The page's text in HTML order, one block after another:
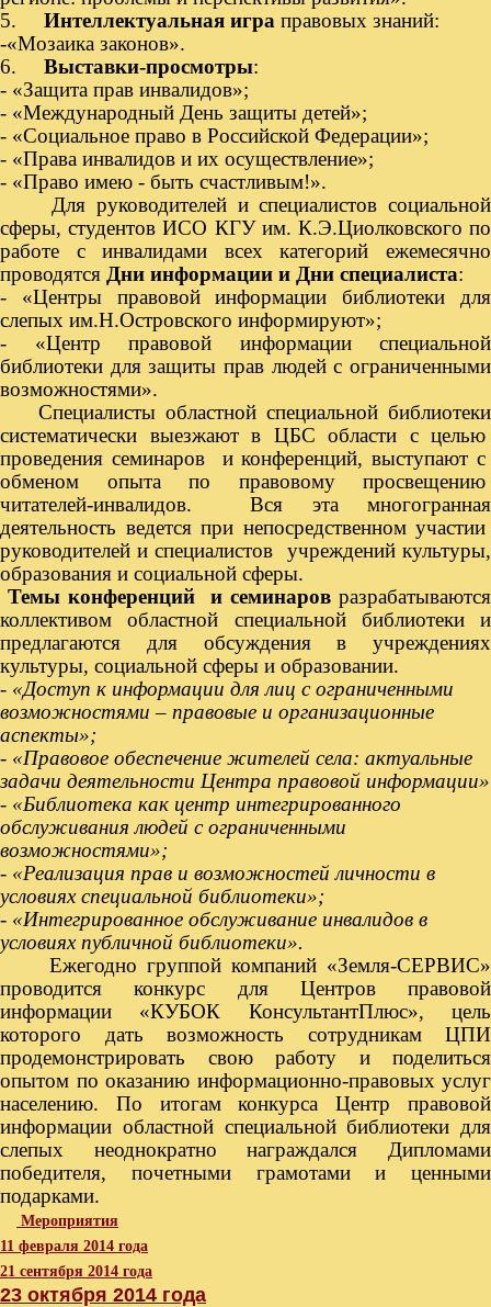
5. Интеллектуальная игра правовых знаний:
-«Мозаика законов».
6. Выставки-просмотры:
- «Защита прав инвалидов»;
- «Международный День защиты детей»;
- «Социальное право в Российской Федерации»;
- «Права инвалидов и их осуществление»;
- «Право имею - быть счастливым!».
Для руководителей и специалистов социальной
сферы, студентов ИСО КГУ им. К.Э.Циолковского по
работе с инвалидами всех категорий ежемесячно
проводятся Дни информации и Дни специалиста:
- «Центры правовой информации библиотеки для
слепых им.Н.Островского информируют»;
- «Центр правовой информации специальной
библиотеки для защиты прав людей с ограниченными
возможностями».
Специалисты областной специальной библиотеки
систематически выезжают в ЦБС области с целью
проведения семинаров и конференций, выступают с
обменом опыта по правовому просвещению
читателей-инвалидов. Вся эта многогранная
деятельность ведется при непосредственном участии
руководителей и специалистов учреждений культуры,
образования и социальной сферы.
Темы конференций и семинаров разрабатываются
коллективом областной специальной библиотеки и
предлагаются для обсуждения в учреждениях
культуры, социальной сферы и образовании.
- «Доступ к информации для лиц с ограниченными
возможностями – правовые и организационные
аспекты»;
- «Правовое обеспечение жителей села: актуальные
задачи деятельности Центра правовой информации»
- «Библиотека как центр интегрированного
обслуживания людей с ограниченными
возможностями»;
- «Реализация прав и возможностей личности в
условиях специальной библиотеки»;
- «Интегрированное обслуживание инвалидов в
условиях публичной библиотеки».
Ежегодно группой компаний «Земля-СЕРВИС»
проводится конкурс для Центров правовой
информации «КУБОК КонсультантПлюс», цель
которого дать возможность сотрудникам ЦПИ
продемонстрировать свою работу и поделиться
опытом по оказанию информационно-правовых услуг
населению. По итогам конкурса Центр правовой
информации областной специальной библиотеки для
слепых неоднократно награждался Дипломами
победителя, почетными грамотами и ценными
подарками.
Мероприятия
11 февраля 2014 года
21 сентября 2014 года
23 октября 2014 года